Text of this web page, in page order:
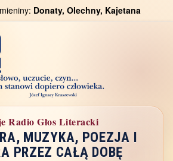
Donaty, Olechny, Kajetana
Radio Głos Literacki
MUZYKA, POEZJA I
PRZEZ CAŁĄ DOBĘ